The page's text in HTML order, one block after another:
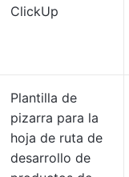
ClickUp
Plantilla de
pizarra para la
hoja de ruta de
desarrollo de